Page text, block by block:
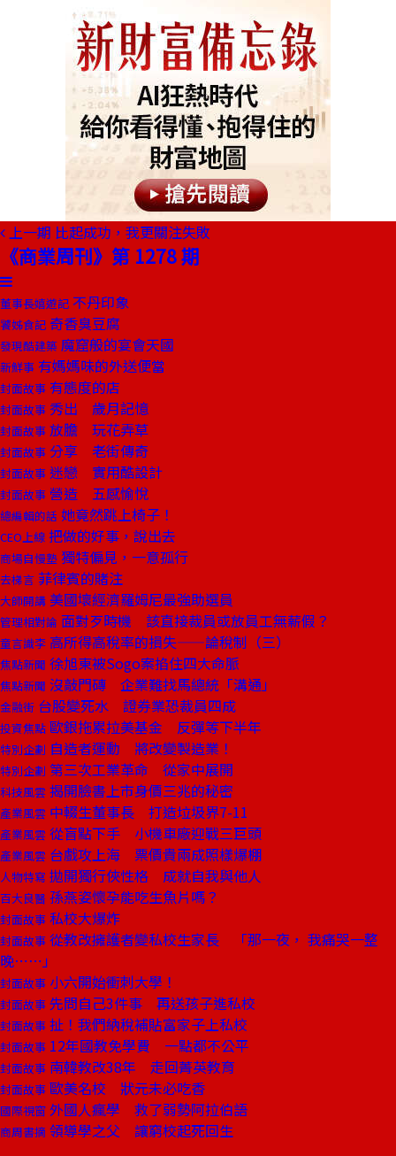
上一期 比起成功，我更關注失敗
《商業周刊》第 1278 期
董事長嬉遊記 不丹印象
饕姊食記 奇香臭豆腐
發現酷建築 魔窟般的宴會天國
新鮮事 有媽媽味的外送便當
封面故事 有態度的店
封面故事 秀出 歲月記憶
封面故事 放膽 玩花弄草
封面故事 分享 老街傳奇
封面故事 迷戀 實用酷設計
封面故事 營造 五感愉悅
總編輯的話 她竟然跳上椅子！
CEO上線 把做的好事，說出去
商場自慢塾 獨特偏見，一意孤行
去梯言 菲律賓的賭注
大師開講 美國壞經濟羅姆尼最強助選員
管理相對論 面對歹時機 該直接裁員或放員工無薪假？
童言識李 高所得高稅率的損失——論稅制（三）
焦點新聞 徐旭東被Sogo案掐住四大命脈
焦點新聞 沒敲門磚 企業難找馬總統「溝通」
金融街 台股變死水 證券業恐裁員四成
投資焦點 歐銀拖累拉美基金 反彈等下半年
特別企劃 自造者運動 將改變製造業！
特別企劃 第三次工業革命 從家中展開
科技風雲 揭開臉書上市身價三兆的秘密
產業風雲 中輟生董事長 打造垃圾界7-11
產業風雲 從盲點下手 小機車廠迎戰三巨頭
產業風雲 台戲攻上海 票價貴兩成照樣爆棚
人物特寫 拋開獨行俠性格 成就自我與他人
百大良醫 孫燕姿懷孕能吃生魚片嗎？
封面故事 私校大爆炸
封面故事 從教改擁護者變私校生家長 「那一夜， 我痛哭一整
晚⋯⋯」
封面故事 小六開始衝刺大學！
封面故事 先問自己3件事 再送孩子進私校
封面故事 扯！我們納稅補貼富家子上私校
封面故事 12年國教免學費 一點都不公平
封面故事 南韓教改38年 走回菁英教育
封面故事 歐美名校 狀元未必吃香
國際視窗 外國人瘋學 救了弱勢阿拉伯語
商周書摘 領導學之父 讓窮校起死回生